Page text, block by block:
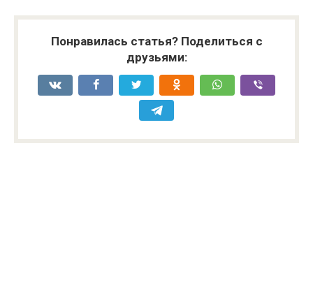
Понравилась статья? Поделиться с
друзьями: